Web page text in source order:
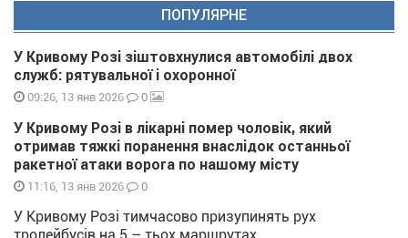
ПОПУЛЯРНЕ
У Кривому Розі зіштовхнулися автомобілі двох
служб: рятувальної і охоронної
09:26, 13 янв 2026 0
У Кривому Розі в лікарні помер чоловік, який
отримав тяжкі поранення внаслідок останньої
ракетної атаки ворога по нашому місту
11:16, 13 янв 2026 0
У Кривому Розі тимчасово призупинять рух